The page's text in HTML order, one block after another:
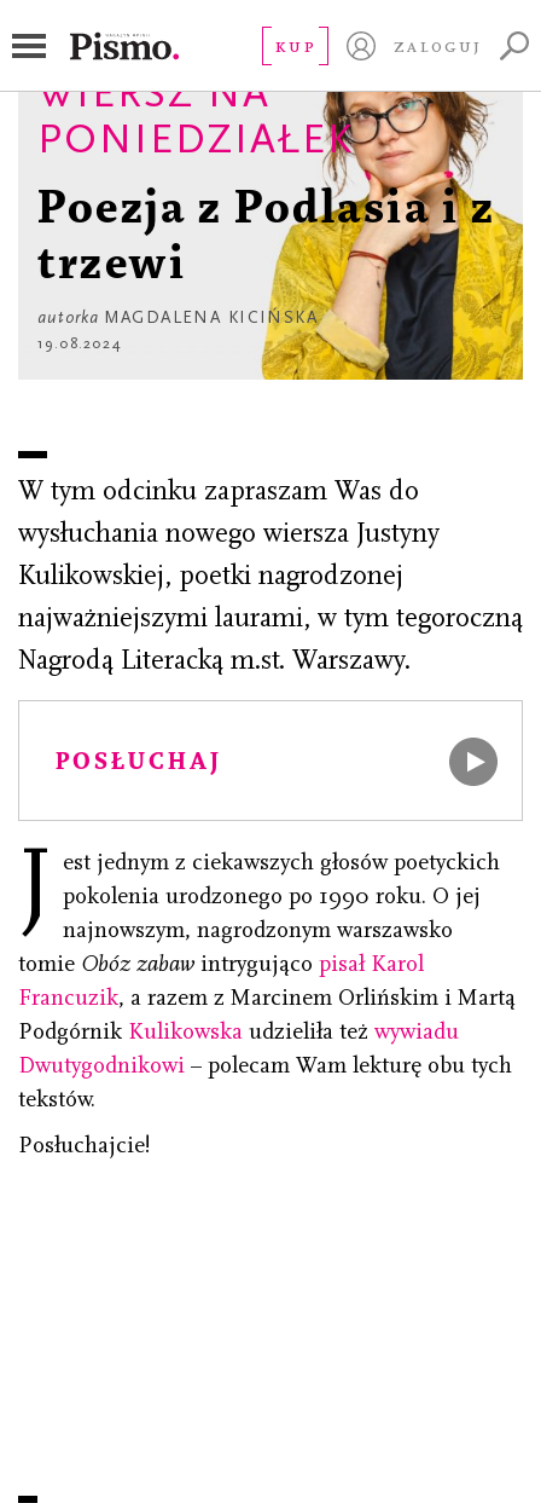
KUP ZALOGUJ
WIERSZ NA
PONIEDZIAŁEK
Poezja z Podlasia i z
trzewi
autorka MAGDALENA KICIŃSKA
19.08.2024
W tym odcinku zapraszam Was do
wysłuchania nowego wiersza Justyny
Kulikowskiej, poetki nagrodzonej
najważniejszymi laurami, w tym tegoroczną
Nagrodą Literacką m.st. Warszawy.
POSŁUCHAJ
J
est jednym z ciekawszych głosów poetyckich
pokolenia urodzonego po 1990 roku. O jej
najnowszym, nagrodzonym warszawsko
tomie Obóz zabaw intrygująco pisał Karol
Francuzik, a razem z Marcinem Orlińskim i Martą
Podgórnik Kulikowska udzieliła też wywiadu
Dwutygodnikowi – polecam Wam lekturę obu tych
tekstów.
Posłuchajcie!